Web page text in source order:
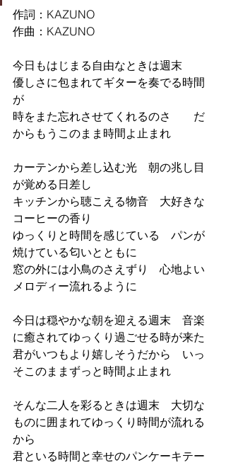
作詞：KAZUNO
作曲：KAZUNO
今日もはじまる自由なときは週末
優しさに包まれてギターを奏でる時間
が
時をまた忘れさせてくれるのさ　　だ
からもうこのまま時間よ止まれ
カーテンから差し込む光　朝の兆し目
が覚める日差し
キッチンから聴こえる物音　大好きな
コーヒーの香り
ゆっくりと時間を感じている　パンが
焼けている匂いとともに
窓の外には小鳥のさえずり　心地よい
メロディー流れるように
今日は穏やかな朝を迎える週末　音楽
に癒されてゆっくり過ごせる時が来た
君がいつもより嬉しそうだから　いっ
そこのままずっと時間よ止まれ
そんな二人を彩るときは週末　大切な
ものに囲まれてゆっくり時間が流れる
から
君といる時間と幸せのパンケーキテー